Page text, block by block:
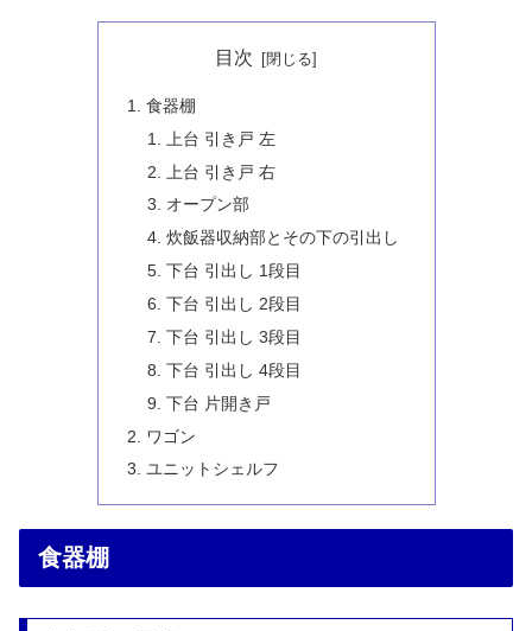
目次
食器棚
上台 引き戸 左
上台 引き戸 右
オープン部
炊飯器収納部とその下の引出し
下台 引出し 1段目
下台 引出し 2段目
下台 引出し 3段目
下台 引出し 4段目
下台 片開き戸
ワゴン
ユニットシェルフ
食器棚